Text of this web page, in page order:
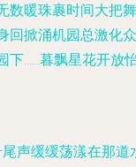
数暖珠裹时间大把舞
回掀涌机园总激化众
下……暮飘星花开放
声缓缓荡漾在那道